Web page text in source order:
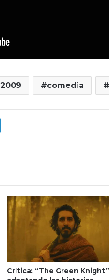
2009 comedia
Crítica: “The Green Knight”